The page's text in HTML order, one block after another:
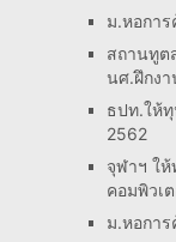
ม.หอกา
สถานทูต
นศ.ฝึกงา
ธปท.ให้
2562
จุฬาฯ ใ
คอมพิวเ
ม.หอกา